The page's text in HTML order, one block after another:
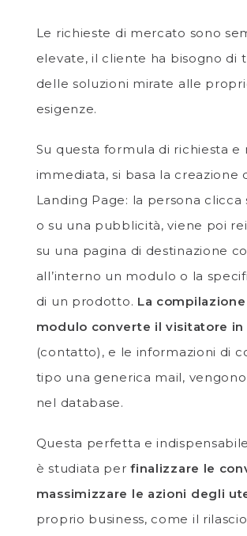
Le richieste di mercato sono
elevate, il cliente ha bisogno di
delle soluzioni mirate alle
esigenze.
Su questa formula di richiesta e
immediata, si basa la creazione
Landing Page: la persona clicca
o su una pubblicità, viene poi
su una pagina di destinazione
all’interno un modulo o la
di un prodotto. La
modulo converte il visitatore in
(contatto), e le informazioni di
tipo una generica mail,
nel database.
Questa perfetta e
è studiata perfinalizzare le
massimizzare le azioni degli
proprio business, come il